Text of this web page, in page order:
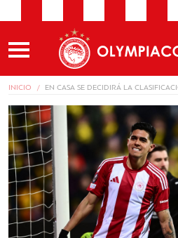
INICIO EN CASA SE DECIDIRÁ LA